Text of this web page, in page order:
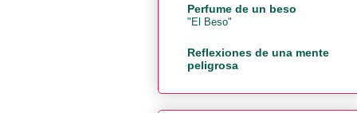
Perfume de un beso
"El Beso"
Reflexiones de una mente
peligrosa